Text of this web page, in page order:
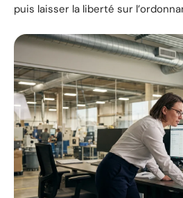
puis laisser la liberté sur